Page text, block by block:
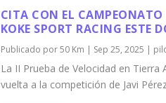
CITA CON EL CAMPEONATO
KOKE SPORT RACING ESTE
Publicado por50 Km | Sep 25, 2025 |
La II Prueba de Velocidad en Tierra
vuelta a la competición de Javi